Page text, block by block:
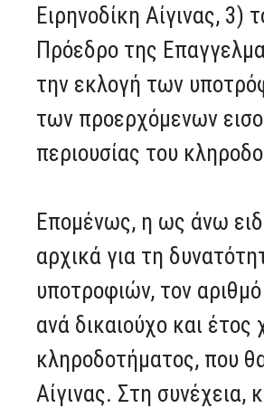
Ειρηνοδίκη Αίγινας,
Πρόεδρο της
την εκλογή των
των προερχόμενων
περιουσίας του
Επομένως, η ως άνω
αρχικά για τη
υποτροφιών, τον
ανά δικαιούχο και
κληροδοτήματος, που
Αίγινας. Στη